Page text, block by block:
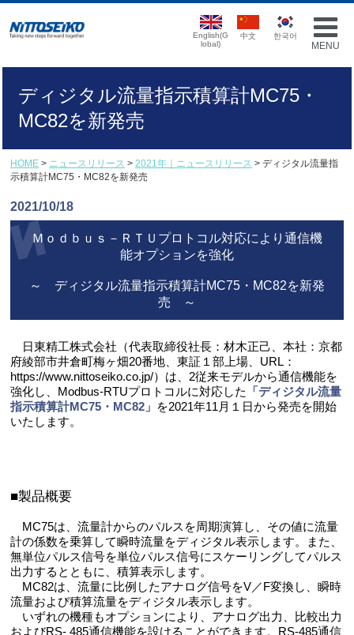
MENU
English(G
lobal)
中文 한국어
ディジタル流量指示積算計MC75・
MC82を新発売
HOME > ニュースリリース > 2021年｜ニュースリリース > ディジタル流量指
示積算計MC75・MC82を新発売
2021/10/18
Ｍｏｄｂｕｓ－ＲＴＵプロトコル対応により通信機
能オプションを強化
～ ディジタル流量指示積算計MC75・MC82を新発
売 ～
日東精工株式会社（代表取締役社長：材木正己、本社：京都
府綾部市井倉町梅ヶ畑20番地、東証１部上場、URL：
https://www.nittoseiko.co.jp/）は、2従来モデルから通信機能を
強化し、Modbus-RTUプロトコルに対応した
「ディジタル流量
指示積算計MC75・MC82」
を2021年11月１日から発売を開始
いたします。
■製品概要
MC75は、流量計からのパルスを周期演算し、その値に流量
計の係数を乗算して瞬時流量をディジタル表示します。また、
無単位パルス信号を単位パルス信号にスケーリングしてパルス
出力するとともに、積算表示します。
MC82は、流量に比例したアナログ信号をV／F変換し、瞬時
流量および積算流量をディジタル表示します。
いずれの機種もオプションにより、アナログ出力、比較出力
およびRS- 485通信機能を設けることができます。RS-485通信